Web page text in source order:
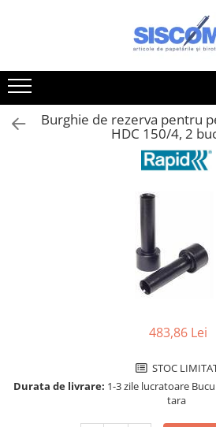
Accesorii pentru birou
Agrafe si clipsuri
Benzi adezive si dispensere pentru
Buzunare, folii autoadezive si
Cuttere, rezerve si cutite pentru
Perforatoare de birou si
profesionale
Burghie de rezerva pentru
HDC 150/4, 2
483,86 Lei
STOC
Durata de livrare: 1-3 zile lucratoare
tara